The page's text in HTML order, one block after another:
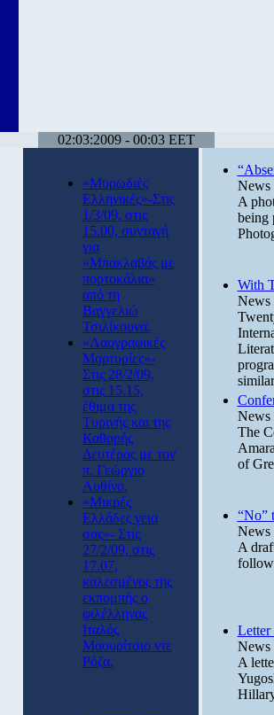
02:03:2009 - 00:03 EET
«Μυρωδιές
Ελληνικές»-Στις
1/3/09, στις
15.00, συνταγή
για
«Μπακλαβάς με
πορτοκάλια»
από τη
Βαγγελιώ
Τσιλίκουνα.
«Λαογραφικές
Μαρτυρίες»-
Στις 28/2/09,
στις 15.15,
έθιμα της
Τυρινής και της
Καθαρής
Δευτέρας με τον
π. Γεώργιο
Αυθίνο.
«Μικρές
Ελλάδες γεια
σας»- Στις
27/2/09, στις
17.07,
καλεσμένος της
εκπομπής ο
φιλέλληνας
Ιταλός
Μαουρίτσιο ντε
Ρόζα.
News
A
being
With
News
News
The
of
“No”
News
A
News
A